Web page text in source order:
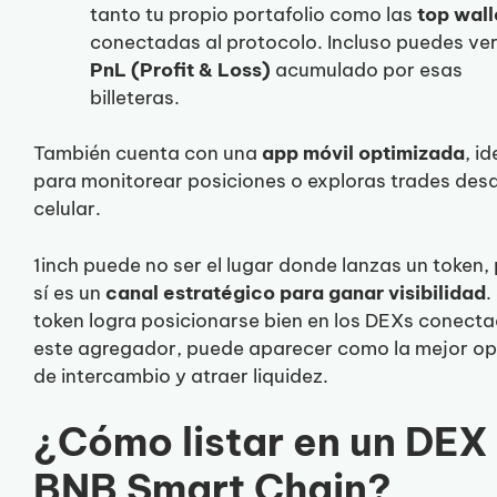
tanto tu propio portafolio como las top
conectadas al protocolo. Incluso puedes
PnL (Profit & Loss) acumulado por esas
billeteras.
También cuenta con una app móvil optimizada,
para monitorear posiciones o exploras trades
celular.
1inch puede no ser el lugar donde lanzas un token,
sí es un canal estratégico para ganar visibilidad.
token logra posicionarse bien en los DEXs
este agregador, puede aparecer como la mejor
de intercambio y atraer liquidez.
¿Cómo listar en un